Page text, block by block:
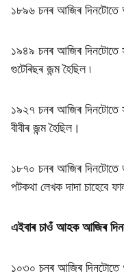
১৮৯৬ চনৰ আজিৰ দিনটোতে
১৯৪৯ চনৰ আজিৰ দিনটোতে
গুটেৰিছৰ জন্ম হৈছিল ৷
১৯২৭ চনৰ আজিৰ দিনটোতে
বীবীৰ জন্ম হৈছিল।
১৮৭০ চনৰ আজিৰ দিনটোতে
পটকথা লেখক দাদা চাহেবে
এইবাৰ চাওঁ আহক আজিৰ
১০৩০ চনৰ আজিৰ দিনটোতে